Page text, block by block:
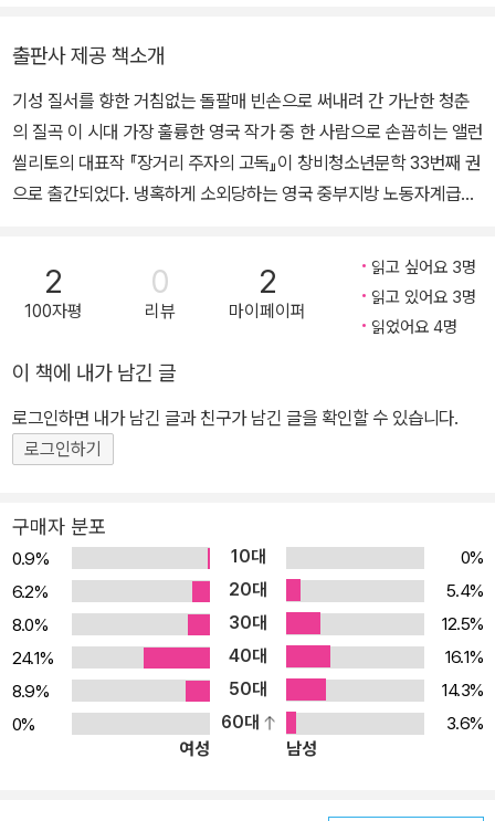
건』 『할머니가 미안하다고 전해달랬어요』 『베어타운』 『블루 아워』
등이 있다.
출판사 제공 책소개
기성 질서를 향한 거침없는 돌팔매 빈손으로 써내려 간 가난한 청춘
의 질곡 이 시대 가장 훌륭한 영국 작가 중 한 사람으로 손꼽히는 앨런
씰리토의 대표작 『장거리 주자의 고독』이 창비청소년문학 33번째 권
으로 출간되었다. 냉혹하게 소외당하는 영국 중부지방 노동자계급의
지만, 자본주의사회 깊숙이 자리 잡은 분노와 절망감에 대한 작가의
묘사는 반세기가 지난 지금까지도 시사하는 바가 크다. 표제작 「장거
리 주자의 고독」은 그간 국내에 몇 차례 번역된 적이 있으나, 작가 개
영국 작가 클럽 신인소설상, 호손덴 상 수상 작가 앨런 씰리토가 선보
이는 현대 영국 단편소설의 정수 노동자계급의 삶을 격렬하고 적나라
한 필치로 묘사하며 제2차세계대전 직후 영국 소설문학에 새로운 활
력을 불어넣었다고 일컬어지는 작가 앨런 씰리토는 일찍이 등단작
ng)으로 역사와 권위를 자랑하는 영국 작가 클럽(Author's Club)
신인소설상을 수상하며 ‘영국 노동자와 반체제적인 청춘의 삶을 표현
한 걸작’이라는 평가를 받았다. 그는 이듬해 발표한 「장거리 주자의
고독」으로 신선하고 패기 넘치는 문학 작품을 발굴하는 호손덴 상까
지 잇따라 수상하며 문단에서 확고히 자리매김한다. 뚜렷한 문제의식
과 정직한 문체로 등단부터 문단과 독자들의 눈길을 사로잡은 씰리토
는 이후 일관되게 날카로운 사회 비판과 가정 내 긴장 상황을 묘사한
소설로 호평을 받는데, 이러한 씰리토의 작품세계는 작가 자신이 체
번에 소개되는 『장거리 주자의 고독』에 실린 단편들은 지배계급을 향
2
100자평
0
리뷰
2
마이페이퍼
읽고 싶어요 3명
읽고 있어요 3명
읽었어요 4명
이 책에 내가 남긴 글
로그인하면 내가 남긴 글과 친구가 남긴 글을 확인할 수 있습니다.
로그인하기
구매자 분포
0.9% 10대
0%
6.2%
20대
5.4%
8.0%
30대
12.5%
24.1%
40대
16.1%
8.9%
50대
14.3%
0%
60대
3.6%
여성
남성